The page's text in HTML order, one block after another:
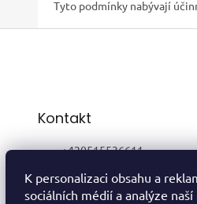
K personalizaci obsahu a
sociálních médií a analýze
Tyto podmínky nabývají
Kontakt
+420515536611
+420724354205